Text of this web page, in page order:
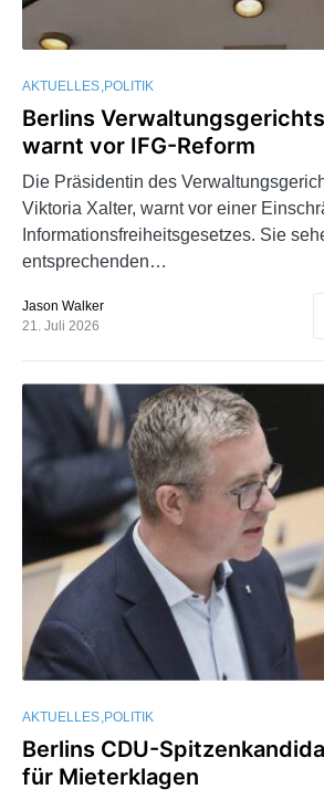
AKTUELLES POLITIK
Berlins
warnt vor IFG-Reform
Die Präsidentin des
Viktoria Xalter, warnt vor einer
Informationsfreiheitsgesetzes. Sie
entsprechenden…
Jason Walker
21. Juli 2026
AKTUELLES POLITIK
Berlins CDU-
für Mieterklagen